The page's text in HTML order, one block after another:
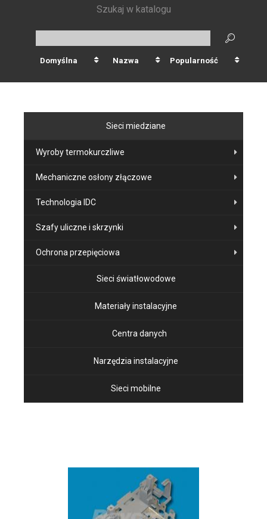
Szukaj w katalogu
Domyślna Nazwa Popularność
Sieci miedziane
Wyroby termokurczliwe
Mechaniczne osłony złączowe
Technologia IDC
Szafy uliczne i skrzynki
Ochrona przepięciowa
Sieci światłowodowe
Materiały instalacyjne
Centra danych
Narzędzia instalacyjne
Sieci mobilne